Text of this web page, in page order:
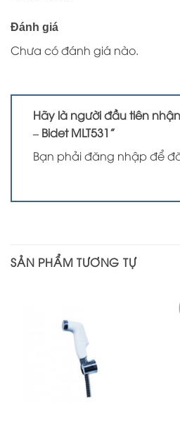
Đánh giá
Chưa có đánh giá nào.
Hãy là người đầu tiên
– Bidet MLT531”
Bạn phảiđăng nhậpđể
SẢN PHẨM TƯƠNG TỰ